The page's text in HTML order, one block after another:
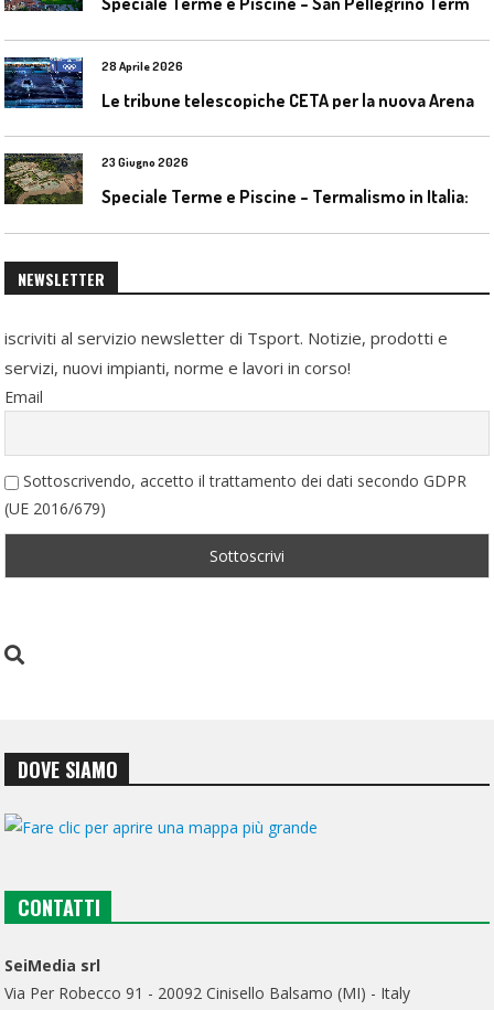
28 Aprile 2026
23 Giugno 2026
NEWSLETTER
iscriviti al servizio newsletter di Tsport. Notizie, prodotti e
servizi, nuovi impianti, norme e lavori in corso!
Email
Sottoscrivendo, accetto il trattamento dei dati secondo GDPR
(UE 2016/679)
DOVE SIAMO
CONTATTI
SeiMedia srl
Via Per Robecco 91 - 20092 Cinisello Balsamo (MI) - Italy